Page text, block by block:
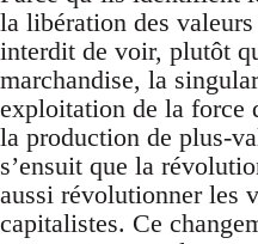
la libération des
interdit de voir, plutôt
marchandise, la
exploitation de la force
la production de plus-
s’ensuit que la
aussi révolutionner les
capitalistes. Ce